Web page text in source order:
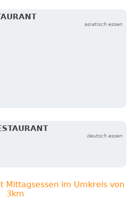
asiatisch essen
deutsch essen
Mittagsessen im Umkreis von
3km